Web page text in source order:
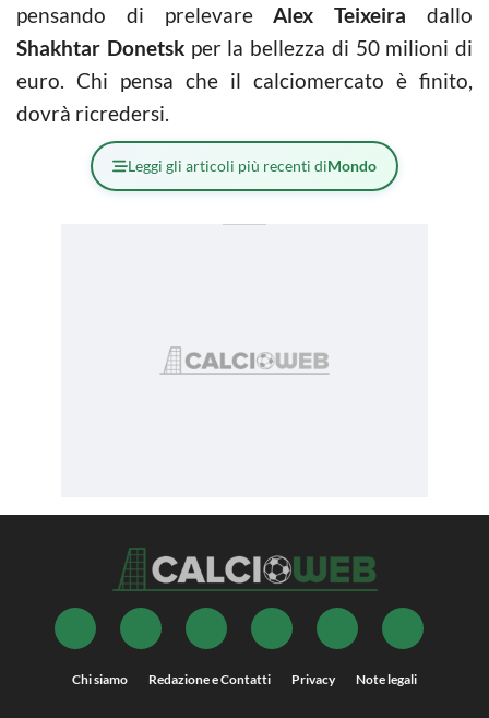
pensando di prelevareAlex Teixeira dallo
Shakhtar Donetskper la bellezza di 50 milioni di
euro. Chi pensa che il calciomercato è finito,
dovrà ricredersi.
Leggi gli articoli più recenti diMondo
Chi siamo Redazione e Contatti Privacy Note legali